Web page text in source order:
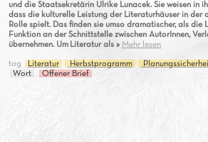
und die Staatsekretärin Ulrike Lunacek. Sie weisen in
dass die kulturelle Leistung der Literaturhäuser in der
Rolle spielt. Das finden sie umso dramatischer, als die
Funktion an der Schnittstelle zwischen AutorInnen,
übernehmen. Um Literatur als » Mehr lesen
tag Literatur Herbstprogramm
Wort
Offener Brief